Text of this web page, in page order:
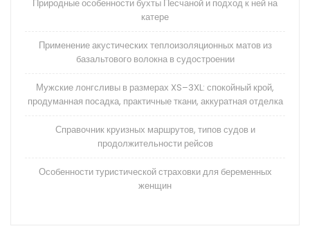
Природные особенности бухты Песчаной и подход к ней на
катере
Применение акустических теплоизоляционных матов из
базальтового волокна в судостроении
Мужские лонгсливы в размерах XS–3XL: спокойный крой,
продуманная посадка, практичные ткани, аккуратная отделка
Справочник круизных маршрутов, типов судов и
продолжительности рейсов
Особенности туристической страховки для беременных
женщин